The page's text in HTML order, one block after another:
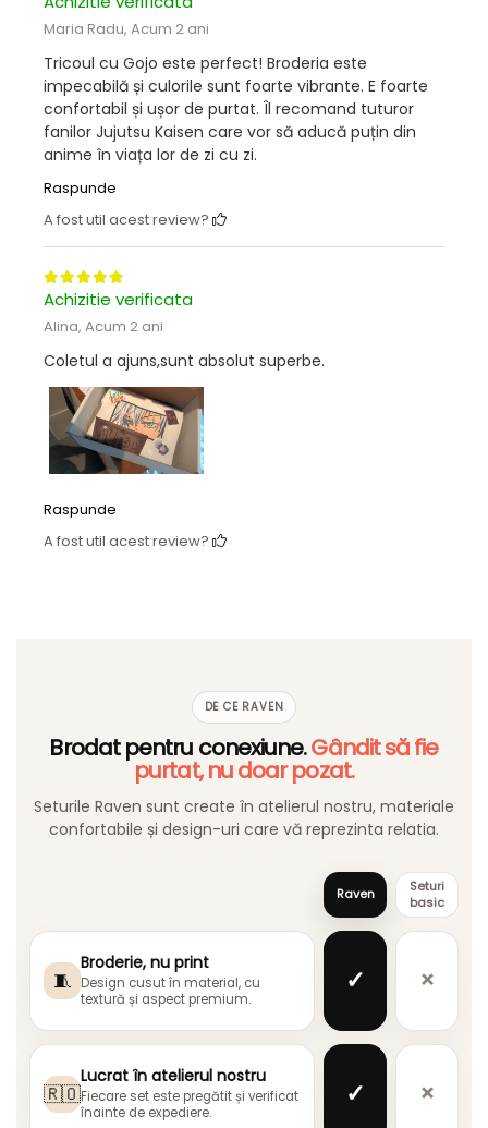
Maria Radu, Acum 2 ani
Tricoul cu Gojo este perfect! Broderia este
impecabilă și culorile sunt foarte vibrante. E foarte
confortabil și ușor de purtat. Îl recomand tuturor
fanilor Jujutsu Kaisen care vor să aducă puțin din
anime în viața lor de zi cu zi.
Raspunde
A fost util acest review?
Achizitie verificata
Alina, Acum 2 ani
Coletul a ajuns,sunt absolut superbe.
Raspunde
A fost util acest review?
DE CE RAVEN
Brodat pentru conexiune.Gândit să fie
purtat, nu doar pozat.
Seturile Raven sunt create în atelierul nostru, materiale
confortabile și design-uri care vă reprezinta relatia.
Raven
Seturi
basic
🧵
Broderie, nu print
Design cusut în material, cu
textură și aspect premium.
✓ ×
🇷🇴
Lucrat în atelierul nostru
Fiecare set este pregătit și verificat
înainte de expediere.
✓ ×